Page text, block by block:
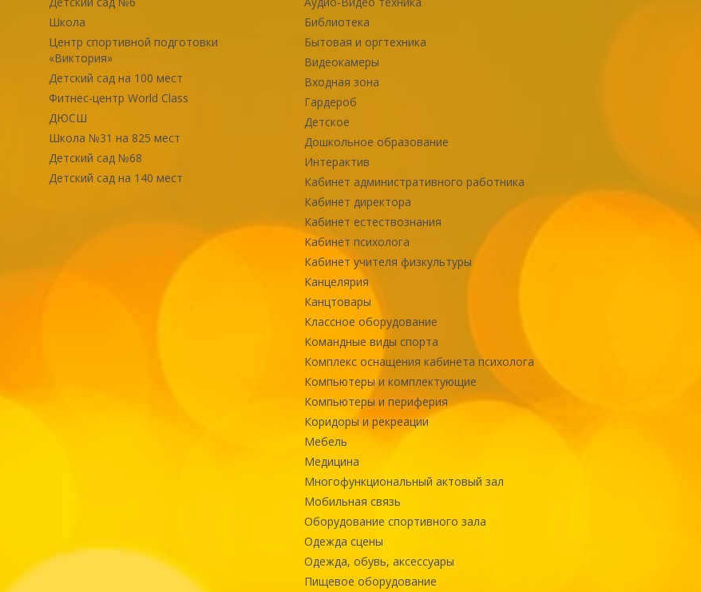
Школа
Центр спортивной подготовки
«Виктория»
Детский сад на 100 мест
Фитнес-центр World Class
ДЮСШ
Школа №31 на 825 мест
Детский сад №68
Детский сад на 140 мест
Библиотека
Бытовая и оргтехника
Видеокамеры
Входная зона
Гардероб
Детское
Дошкольное образование
Интерактив
Кабинет административного работника
Кабинет директора
Кабинет естествознания
Кабинет психолога
Кабинет учителя физкультуры
Канцелярия
Канцтовары
Классное оборудование
Командные виды спорта
Комплекс оснащения кабинета психолога
Компьютеры и комплектующие
Компьютеры и периферия
Коридоры и рекреации
Мебель
Медицина
Многофункциональный актовый зал
Мобильная связь
Оборудование спортивного зала
Одежда сцены
Одежда, обувь, аксессуары
Пищевое оборудование